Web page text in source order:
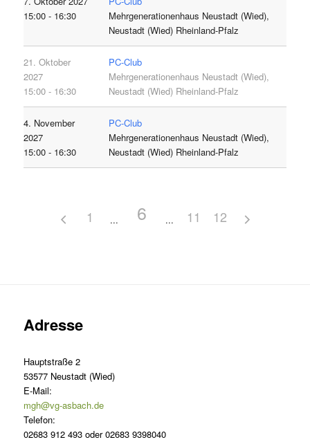
15:00 - 16:30
Mehrgenerationenhaus Neustadt (Wied),
Neustadt (Wied) Rheinland-Pfalz
21. Oktober
2027
15:00 - 16:30
PC-Club
Mehrgenerationenhaus Neustadt (Wied),
Neustadt (Wied) Rheinland-Pfalz
4. November
2027
15:00 - 16:30
PC-Club
Mehrgenerationenhaus Neustadt (Wied),
Neustadt (Wied) Rheinland-Pfalz
1 6 11 12
Adresse
Hauptstraße 2
53577 Neustadt (Wied)
E-Mail:
mgh@vg-asbach.de
Telefon:
02683 912 493 oder 02683 9398040